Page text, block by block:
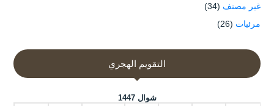
غير مصنف (34)
مرئيات (26)
التقويم الهجري
شوال 1447